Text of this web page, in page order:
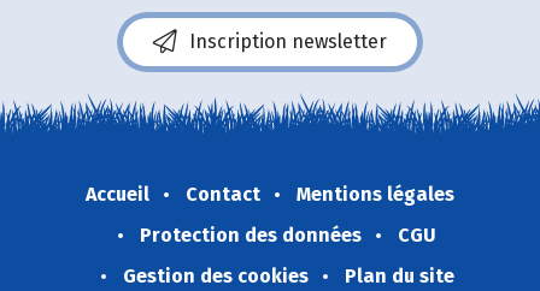
Inscription newsletter
Accueil Contact
Mentions légales
Protection des données
CGU
Gestion des cookies
Plan du site